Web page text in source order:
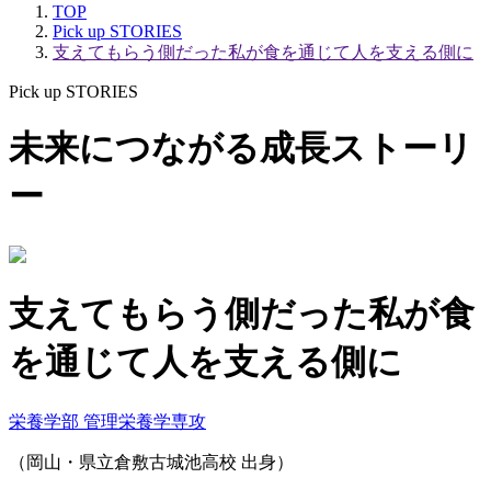
TOP
Pick up STORIES
支えてもらう側だった私が食を通じて人を支える側に
Pick up STORIES
未来につながる成長ストーリ
ー
支えてもらう側だった私が食
を通じて人を支える側に
栄養学部 管理栄養学専攻
（岡山・県立倉敷古城池高校 出身）